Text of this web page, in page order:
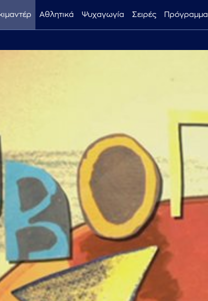
Αθλητικά Ψυχαγωγία Σειρές Πρόγραμμα